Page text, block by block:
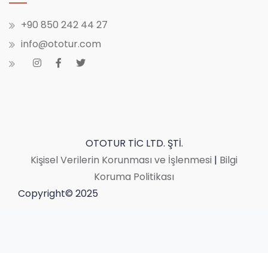
+90 850 242 44 27
info@ototur.com
OTOTUR TİC LTD. ŞTİ.
Kişisel Verilerin Korunması ve İşlenmesi | Bilgi
Koruma Politikası
Copyright© 2025